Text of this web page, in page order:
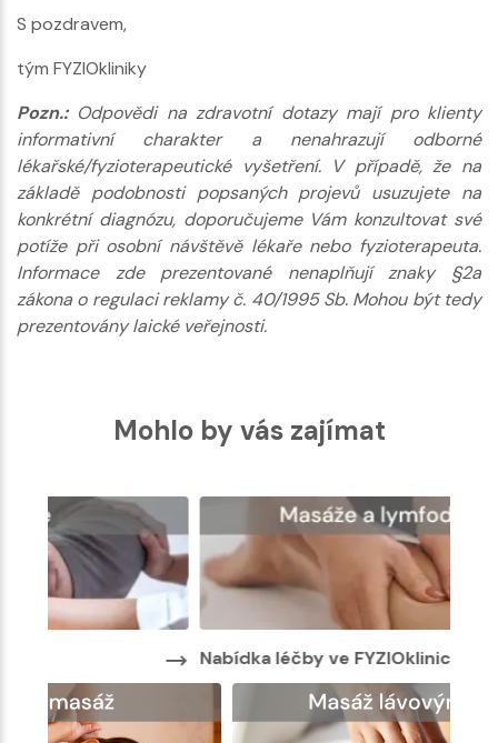
S pozdravem,
tým FYZIOkliniky
Pozn.:Odpovědi na zdravotní dotazy mají pro klienty
informativní charakter a nenahrazují odborné
lékařské/fyzioterapeutické vyšetření. V případě, že na
základě podobnosti popsaných projevů usuzujete na
konkrétní diagnózu, doporučujeme Vám konzultovat své
potíže při osobní návštěvě lékaře nebo fyzioterapeuta.
Informace zde prezentované nenaplňují znaky §2a
zákona o regulaci reklamy č. 40/1995 Sb. Mohou být tedy
prezentovány laické veřejnosti.
Mohlo by vás zajímat
Nabídka léčby ve FYZIOklinice